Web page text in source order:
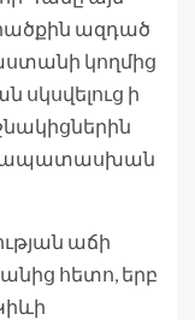
ազդած
կողմից
սկսվելուց ի
աճի
հետո, երբ